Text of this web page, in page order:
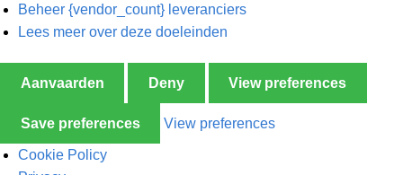
Beheer {vendor_count} leveranciers
Lees meer over deze doeleinden
Aanvaarden Deny View preferences
Save preferences View preferences
Cookie Policy